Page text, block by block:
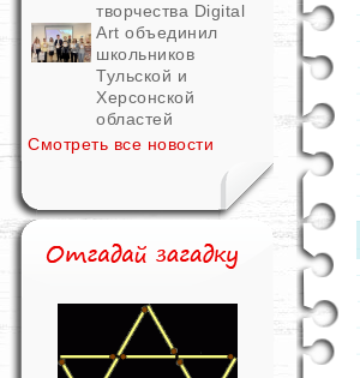
творчества Digital
Art объединил
школьников
Тульской и
Херсонской
областей
Смотреть все новости